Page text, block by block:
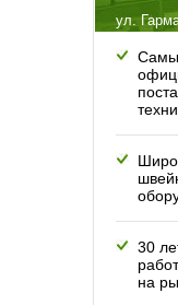
ул.
30
на